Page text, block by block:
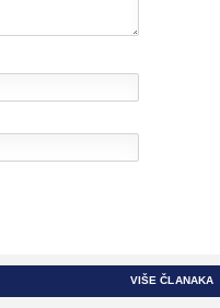
VIŠE ČLANAKA